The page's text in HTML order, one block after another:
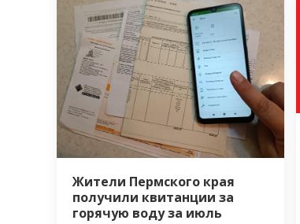
Жители Пермского края
получили квитанции за
горячую воду за июль